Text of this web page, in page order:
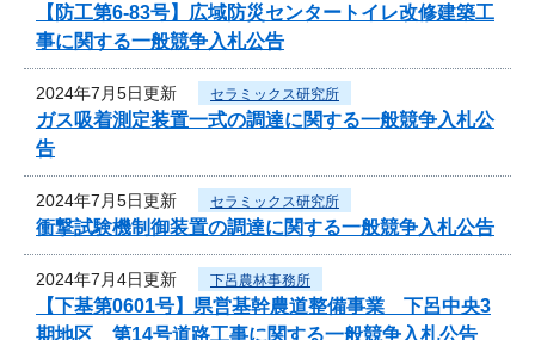
【防工第6-83号】広域防災センタートイレ改修建築工
事に関する一般競争入札公告
2024年7月5日更新 セラミックス研究所
ガス吸着測定装置一式の調達に関する一般競争入札公
告
2024年7月5日更新 セラミックス研究所
衝撃試験機制御装置の調達に関する一般競争入札公告
2024年7月4日更新 下呂農林事務所
【下基第0601号】県営基幹農道整備事業 下呂中央3
期地区 第14号道路工事に関する一般競争入札公告